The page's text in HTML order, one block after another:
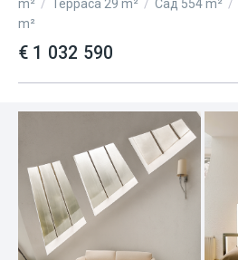
m² / Терраса 29 m² / Сад 554 m² /
m²
€ 1 032 590